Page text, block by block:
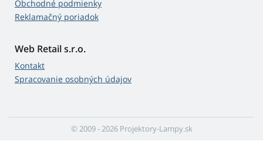
Obchodné podmienky
Reklamačný poriadok
Web Retail s.r.o.
Kontakt
Spracovanie osobných údajov
© 2009 - 2026 Projektory-Lampy.sk